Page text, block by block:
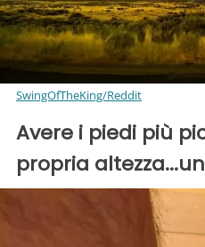
SwingOfTheKing/Reddit
Avere i piedi più
propria